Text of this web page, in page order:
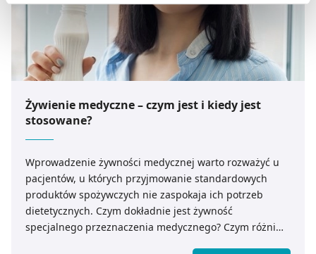
preferowanych przez Ciebie wyborów i kliknij „ Zarządzaj
zgodami
Możesz również kliknąć „ Zaakceptuj niezbędne”, co
będzie oznaczało, że nie wyrażasz zgody na
pozyskiwanie od Ciebie danych, które nie są niezbędne
dla funkcjonowania Strony. Będzie się to jednak wiązało
Żywienie medyczne – czym jest i kiedy jest
stosowane?
Wprowadzenie żywności medycznej warto rozważyć u
pacjentów, u których przyjmowanie standardowych
produktów spożywczych nie zaspokaja ich potrzeb
dietetycznych. Czym dokładnie jest żywność
specjalnego przeznaczenia medycznego? Czym różni